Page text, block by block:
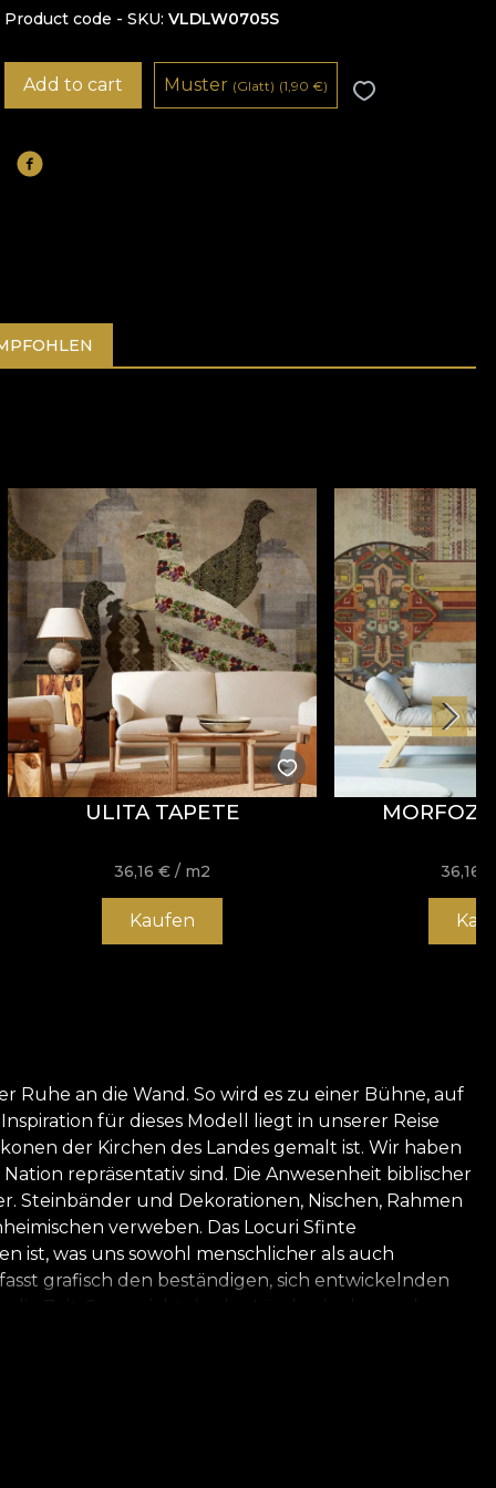
Product code - SKU VLDLW0705S
Add to cart Muster (Glatt) (1,90€)
ULITA TAPETE
36,16€ / m2
Kaufen
36,16
an die Wand. So wird es zu einer Bühne, auf
für dieses Modell liegt in unserer Reise
der Kirchen des Landes gemalt ist. Wir haben
repräsentativ sind. Die Anwesenheit biblischer
Steinbänder und Dekorationen, Nischen, Rahmen
verweben. Das Locuri Sfinte
ist, was uns sowohl menschlicher als auch
grafisch den beständigen, sich entwickelnden